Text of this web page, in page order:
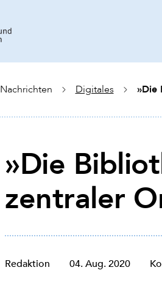
Nachrichten Digitales »Die
»Die
zentraler
Redaktion 04. Aug. 2020